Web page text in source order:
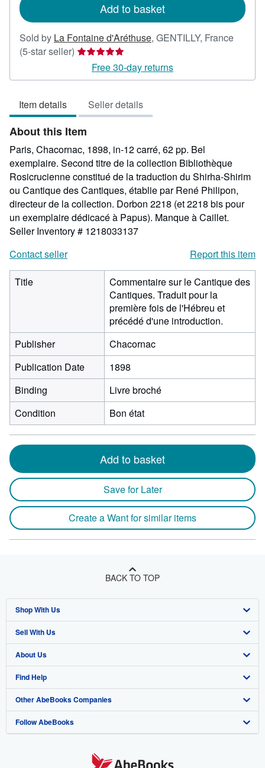
Add to basket
Sold by La Fontaine d'Aréthuse, GENTILLY, France
(5-star seller) Seller
rating
5
5
stars
Free 30-day returns
Item details Seller details
About this Item
Paris, Chacornac, 1898, in-12 carré, 62 pp. Bel
exemplaire. Second titre de la collection Bibliothèque
Rosicrucienne constitué de la traduction du Shirha-Shirim
ou Cantique des Cantiques, établie par René Philipon,
directeur de la collection. Dorbon 2218 (et 2218 bis pour
un exemplaire dédicacé à Papus). Manque à Caillet.
Seller Inventory # 1218033137
Contact seller
Report this item
Title
Commentaire sur le Cantique des
Cantiques. Traduit pour la
première fois de l'Hébreu et
précédé d'une introduction.
Publisher
Chacornac
Publication Date
1898
Binding
Livre broché
Condition
Bon état
Add to basket
Save for Later
Create a Want for similar items
BACK TO TOP
Shop With Us
Advanced Search
Browse Collections
My Account
My Orders
View Basket
Sell With Us
Start Selling
Join Our Affiliate Program
Book Buyback
Refer a seller
About Us
About AbeBooks
Media
Careers
Find Help
Help
Customer Support
Other AbeBooks Companies
AbeBooks.co.uk
Follow AbeBooks